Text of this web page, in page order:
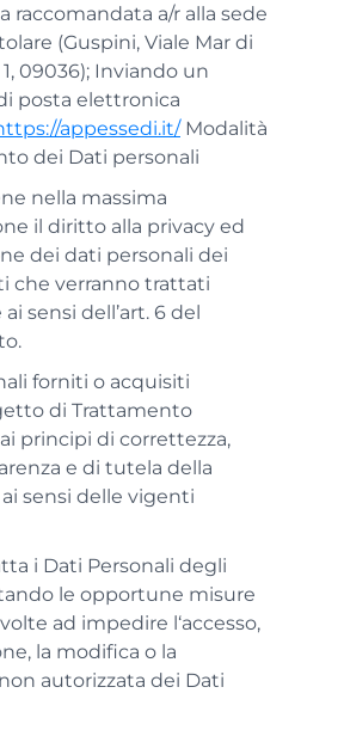
raccomandata a/r alla sede
(Guspini, Viale Mar di
09036); Inviando un
posta elettronica
appessedi.it/Modalità
dei Dati personali
nella massima
il diritto alla privacy ed
dei dati personali dei
che verranno trattati
sensi dell’art. 6 del
forniti o acquisiti
di Trattamento
principi di correttezza,
e di tutela della
sensi delle vigenti
i Dati Personali degli
le opportune misure
ad impedire l‘accesso,
la modifica o la
autorizzata dei Dati